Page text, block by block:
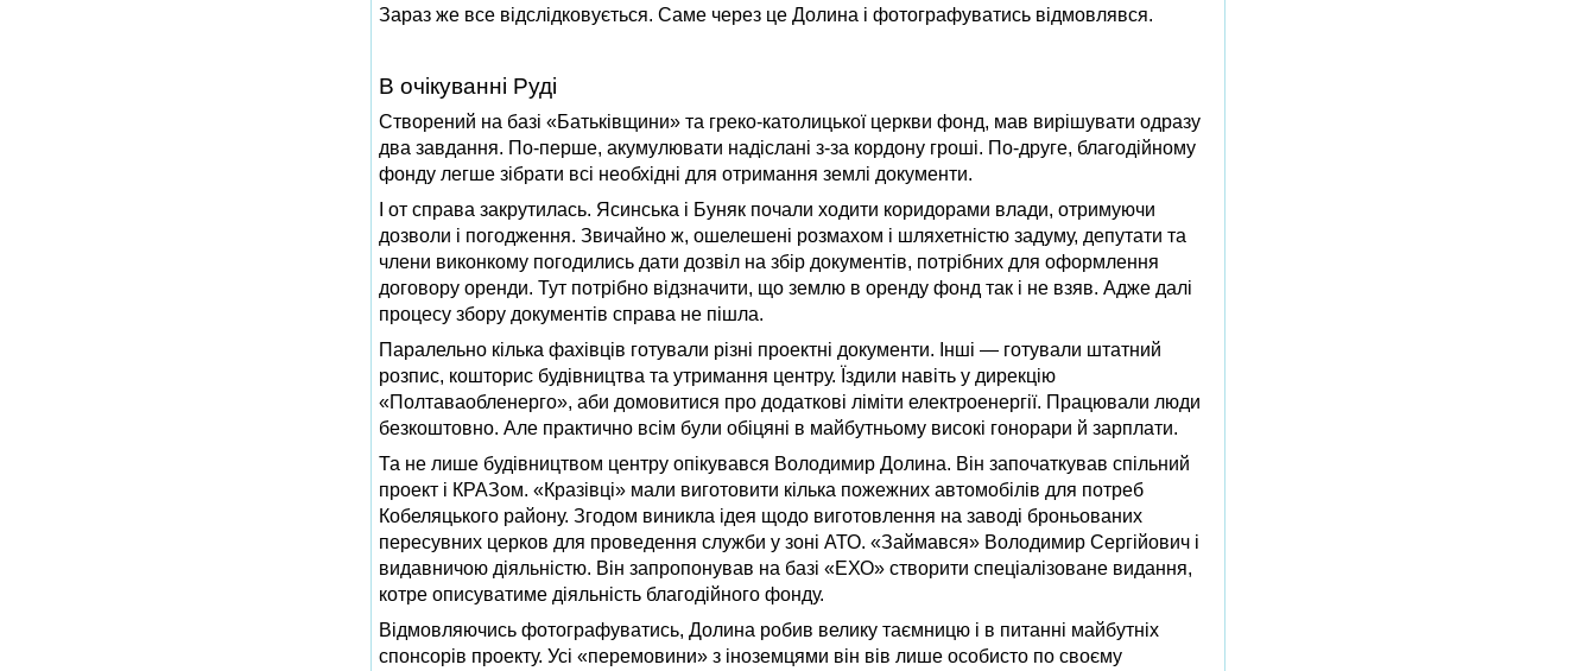
Зараз же все відслідковується. Саме через це Долина і фотографуватись відмовлявся.
В очікуванні Руді
Створений на базі «Батьківщини» та греко-католицької церкви фонд, мав вирішувати одразу
два завдання. По-перше, акумулювати надіслані з-за кордону гроші. По-друге, благодійному
фонду легше зібрати всі необхідні для отримання землі документи.
І от справа закрутилась. Ясинська і Буняк почали ходити коридорами влади, отримуючи
дозволи і погодження. Звичайно ж, ошелешені розмахом і шляхетністю задуму, депутати та
члени виконкому погодились дати дозвіл на збір документів, потрібних для оформлення
договору оренди. Тут потрібно відзначити, що землю в оренду фонд так і не взяв. Адже далі
процесу збору документів справа не пішла.
Паралельно кілька фахівців готували різні проектні документи. Інші — готували штатний
розпис, кошторис будівництва та утримання центру. Їздили навіть у дирекцію
«Полтаваобленерго», аби домовитися про додаткові ліміти електроенергії. Працювали люди
безкоштовно. Але практично всім були обіцяні в майбутньому високі гонорари й зарплати.
Та не лише будівництвом центру опікувався Володимир Долина. Він започаткував спільний
проект і КРАЗом. «Кразівці» мали виготовити кілька пожежних автомобілів для потреб
Кобеляцького району. Згодом виникла ідея щодо виготовлення на заводі броньованих
пересувних церков для проведення служби у зоні АТО. «Займався» Володимир Сергійович і
видавничою діяльністю. Він запропонував на базі «ЕХО» створити спеціалізоване видання,
котре описуватиме діяльність благодійного фонду.
Відмовляючись фотографуватись, Долина робив велику таємницю і в питанні майбутніх
спонсорів проекту. Усі «перемовини» з іноземцями він вів лише особисто по своєму